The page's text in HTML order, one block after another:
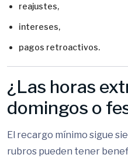
reajustes,
intereses,
pagos retroactivos.
¿Las horas
domingos o
El recargo mínimo sigue
rubros pueden tener